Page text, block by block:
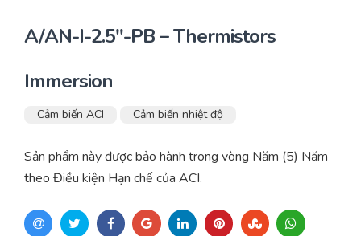
A/AN-I-2.5″-PB – Thermistors
Immersion
Cảm biến ACI Cảm biến nhiệt độ
Sản phẩm này được bảo hành trong vòng Năm (5) Năm
theo Điều kiện Hạn chế của ACI.